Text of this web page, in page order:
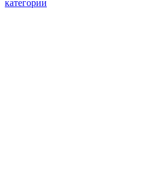
категории